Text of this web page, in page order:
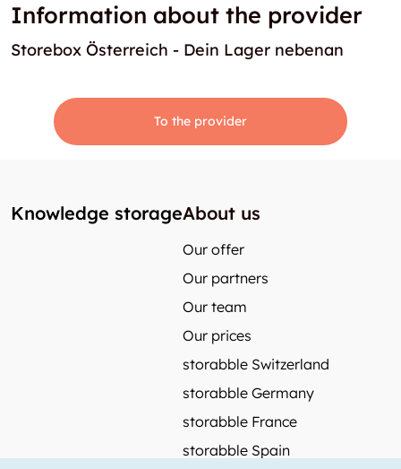
Information about the provider
Storebox Österreich - Dein Lager nebenan
To the provider
Knowledge storageAbout us
Our offer
Our partners
Our team
Our prices
storabble Switzerland
storabble Germany
storabble France
storabble Spain